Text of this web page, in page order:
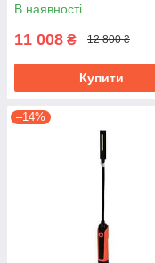
В наявності
11 008 ₴ 12 800 ₴
Купити
–14%